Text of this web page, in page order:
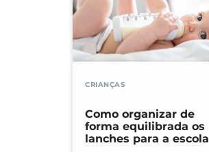
CRIANÇAS
Como organizar de
forma equilibrada os
lanches para a escola